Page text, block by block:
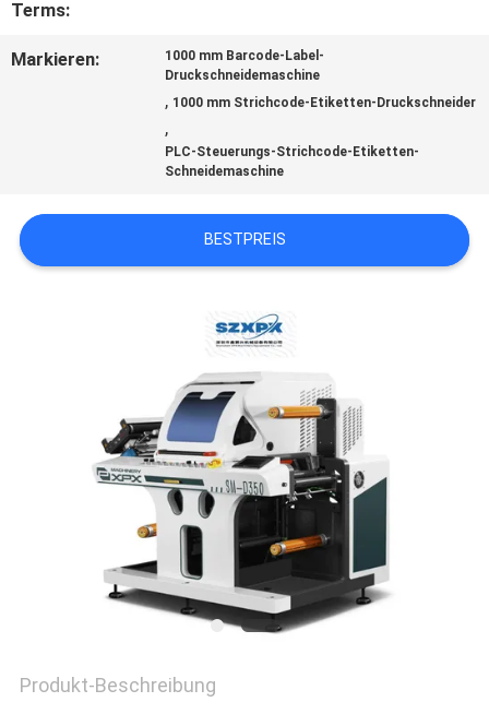
KONTAKT
MIT
RECHTSSACHEN
DATENSCHUTZRICHTLINIE
Terms:
Markieren:
1000 mm Barcode-Label-
Druckschneidemaschine
, 1000 mm Strichcode-Etiketten-Druckschneider
,
PLC-Steuerungs-Strichcode-Etiketten-
Schneidemaschine
BESTPREIS
Produkt-Beschreibung